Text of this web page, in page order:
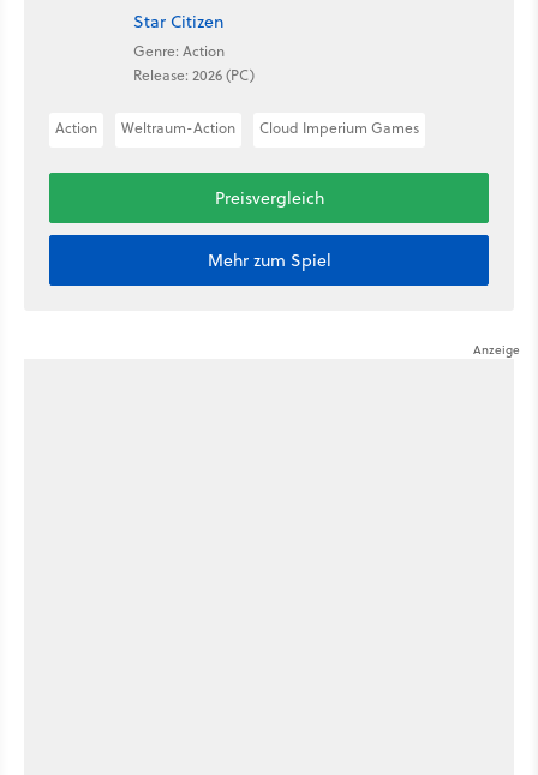
Star Citizen
Genre: Action
Release: 2026 (PC)
Action Weltraum-Action Cloud Imperium Games
Preisvergleich
Mehr zum Spiel